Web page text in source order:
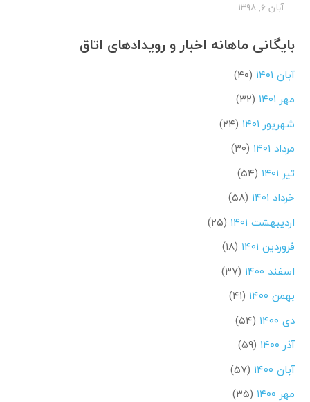
آبان ۶, ۱۳۹۸
بایگانی ماهانه اخبار و رویدادهای اتاق
آبان ۱۴۰۱
(۴۰)
مهر ۱۴۰۱
(۳۲)
شهریور ۱۴۰۱
(۲۴)
مرداد ۱۴۰۱
(۳۰)
تیر ۱۴۰۱
(۵۴)
خرداد ۱۴۰۱
(۵۸)
اردیبهشت ۱۴۰۱
(۲۵)
فروردین ۱۴۰۱
(۱۸)
اسفند ۱۴۰۰
(۳۷)
بهمن ۱۴۰۰
(۴۱)
دی ۱۴۰۰
(۵۴)
آذر ۱۴۰۰
(۵۹)
آبان ۱۴۰۰
(۵۷)
مهر ۱۴۰۰
(۳۵)